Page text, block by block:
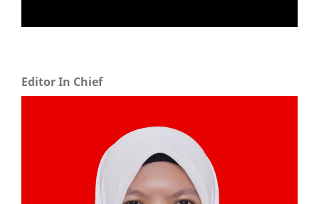
Editor In Chief